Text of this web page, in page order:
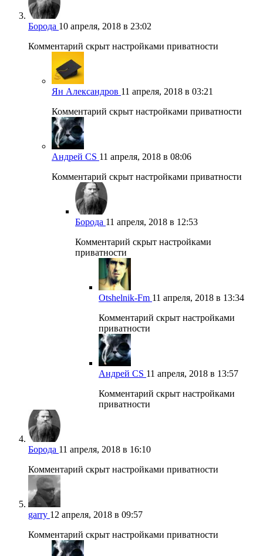
Борода 10 апреля, 2018 в 23:02
Комментарий скрыт настройками приватности
Ян Александров 11 апреля, 2018 в 03:21
Комментарий скрыт настройками приватности
Андрей CS 11 апреля, 2018 в 08:06
Комментарий скрыт настройками приватности
Борода 11 апреля, 2018 в 12:53
Комментарий скрыт настройками
приватности
Otshelnik-Fm 11 апреля, 2018 в 13:34
Комментарий скрыт настройками
приватности
Андрей CS 11 апреля, 2018 в 13:57
Комментарий скрыт настройками
приватности
Борода 11 апреля, 2018 в 16:10
Комментарий скрыт настройками приватности
garry 12 апреля, 2018 в 09:57
Комментарий скрыт настройками приватности